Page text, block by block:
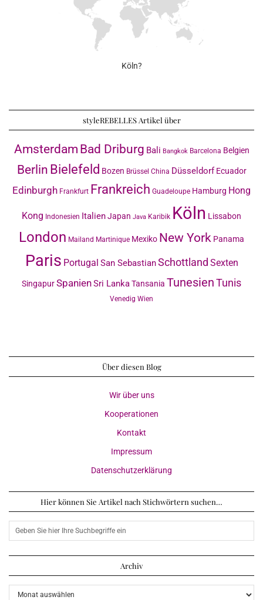
Köln?
styleREBELLES Artikel über
Amsterdam Bad Driburg Bali Bangkok Barcelona Belgien
Berlin Bielefeld Bozen Brüssel China Düsseldorf Ecuador
Edinburgh Frankfurt Frankreich Guadeloupe Hamburg Hong
Kong Indonesien ItalienJapan Java Karibik Köln Lissabon
London Mailand Martinique Mexiko New York Panama
Paris Portugal San SebastianSchottland Sexten
SingapurSpanienSri LankaTansania TunesienTunis
Venedig Wien
Über diesen Blog
Wir über uns
Kooperationen
Kontakt
Impressum
Datenschutzerklärung
Hier können Sie Artikel nach Stichwörtern suchen…
Archiv
Archiv